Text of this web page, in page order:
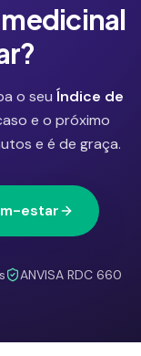
o seu Índice de
e o próximo
e é de graça.
estar
ANVISA RDC 660